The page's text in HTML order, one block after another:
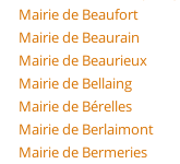
Mairie de Beaufort
Mairie de Beaurain
Mairie de Beaurieux
Mairie de Bellaing
Mairie de Bérelles
Mairie de Berlaimont
Mairie de Bermeries